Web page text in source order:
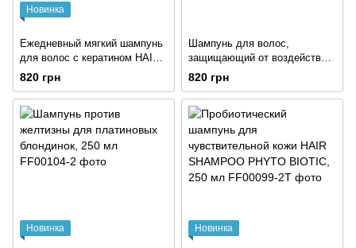
Новинка
Ежедневный мягкий шампунь
для волос с кератином HAIR
SHAMPOO SOFT
SENSATIONS, 250 ml
820 грн
Шампунь для волос,
защищающий от воздействия
загрязнений окружающей
среды POLLUTION-AWARE
URBAN FACTORS, 250 мл
820 грн
Новинка Новинка